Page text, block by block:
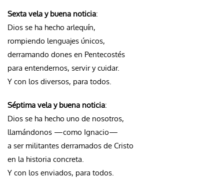
Sexta vela y buena noticia:
Dios se ha hecho arlequín,
rompiendo lenguajes únicos,
derramando dones en Pentecostés
para entendernos, servir y cuidar.
Y con los diversos, para todos.
Séptima vela y buena noticia:
Dios se ha hecho uno de nosotros,
llamándonos —como Ignacio—
a ser militantes derramados de Cristo
en la historia concreta.
Y con los enviados, para todos.